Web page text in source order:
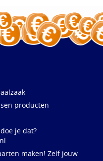
producten
je dat?
maken! Zelf jouw